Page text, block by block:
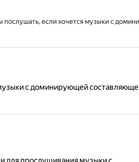
послушать, если хочется музыки с
с доминирующей